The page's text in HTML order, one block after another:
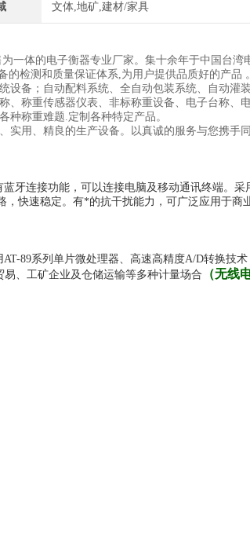
文体,地矿,建材/家具
一体的电子衡器专业厂家。集十余年于中国台湾
检测和质量保证体系,为用户提供品质好的产品
设备；自动配料系统、全自动包装系统、自动灌
、称重传感器仪表、非标称重设备、电子台称、
种称重难题.定制各种特定产品。
实用、精良的生产设备。以真诚的服务与您携手
牙连接功能，可以连接电脑及移动通讯终端。采
，快速稳定。有*的抗干扰能力，可广泛应用于商
89系列单片微处理器、高速高精度A/D转换技
、工矿企业及仓储运输等多种计量场合
（无线